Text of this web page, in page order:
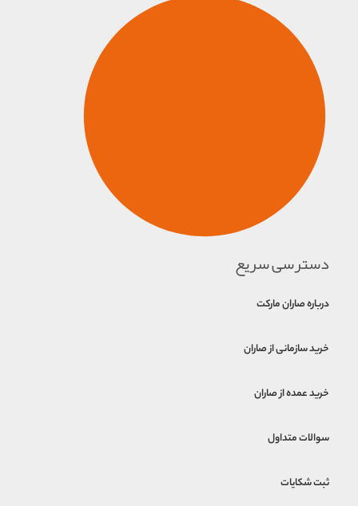
دسترسی سریع
درباره صاران مارکت
خرید سازمانی از صاران
خرید عمده از صاران
سوالات متداول
ثبت شکایات